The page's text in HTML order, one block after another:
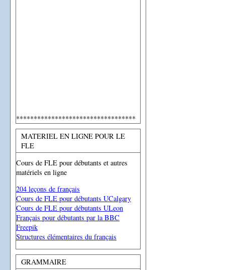
**********************************
MATERIEL EN LIGNE POUR LE
FLE
Cours de FLE pour débutants et autres
matériels en ligne
204 leçons de français
Cours de FLE pour débutants UCalgary
Cours de FLE pour débutants ULeon
Français pour débutants par la BBC
Freepik
Structures élémentaires du français
GRAMMAIRE